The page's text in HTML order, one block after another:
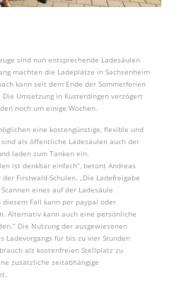
sind nun entsprechende Ladesäulen
machten die Ladeplätze in Sachsenheim
kann seit dem Ende der Sommerferien
Umsetzung in Kusterdingen verzögert
noch um einige Wochen.
eine kostengünstige, flexible und
als öffentliche Ladesäulen auch der
laden zum Tanken ein.
ist denkbar einfach”, betont Andreas
Firstwald-Schulen. „Die Ladefreigabe
eines auf der Ladesäule
diesem Fall kann per paypal oder
Alternativ kann auch eine persönliche
Die Nutzung der ausgewiesenen
Ladevorgangs für bis zu vier Stunden
als kostenfreien Stellplatz zu
zusätzliche zeitabhängige